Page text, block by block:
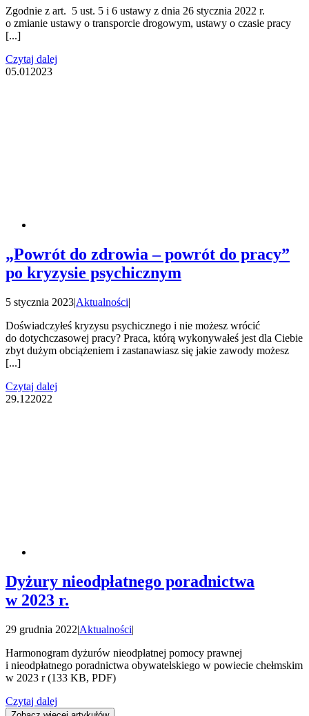
Zgodnie z art. 5 ust. 5 i 6 ustawy z dnia 26 stycznia 2022 r.
o zmianie ustawy o transporcie drogowym, ustawy o czasie pracy
[...]
Czytaj dalej
05.01 2023
„Powrót do zdrowia – powrót do pracy”
po kryzysie psychicznym
5 stycznia 2023|Aktualności|
Doświadczyłeś kryzysu psychicznego i nie możesz wrócić
do dotychczasowej pracy? Praca, którą wykonywałeś jest dla Ciebie
zbyt dużym obciążeniem i zastanawiasz się jakie zawody możesz
[...]
Czytaj dalej
29.122022
Dyżury nieodpłatnego poradnictwa
w 2023 r.
29 grudnia 2022|Aktualności|
Harmonogram dyżurów nieodpłatnej pomocy prawnej
i nieodpłatnego poradnictwa obywatelskiego w powiecie chełmskim
w 2023 r (133 KB, PDF)
Czytaj dalej